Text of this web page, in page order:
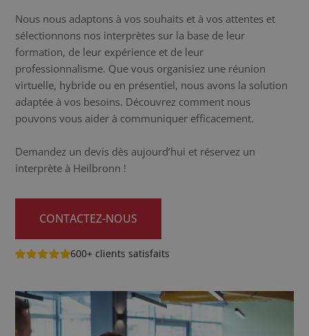
Nous nous adaptons à vos souhaits et à vos attentes et
sélectionnons nos interprètes sur la base de leur
formation, de leur expérience et de leur
professionnalisme. Que vous organisiez une réunion
virtuelle, hybride ou en présentiel, nous avons la solution
adaptée à vos besoins. Découvrez comment nous
pouvons vous aider à communiquer efficacement.
Demandez un devis dès aujourd’hui et réservez un
interprète à Heilbronn !
CONTACTEZ-NOUS
600+ clients satisfaits